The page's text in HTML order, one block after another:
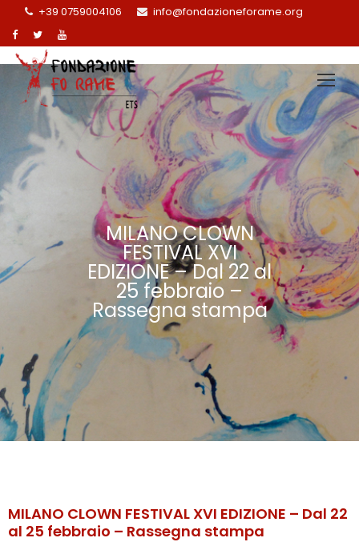
+39 0759004106 info@fondazioneforame.org
MILANO CLOWN
FESTIVAL XVI
EDIZIONE – Dal 22 al
25 febbraio –
Rassegna stampa
MILANO CLOWN FESTIVAL XVI EDIZIONE – Dal 22
al 25 febbraio – Rassegna stampa